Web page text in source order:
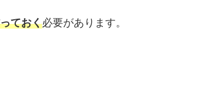
ておく必要があります。